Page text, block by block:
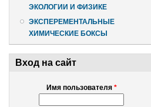
ЭКОЛОГИИ И ФИЗИКЕ
ЭКСПЕРЕМЕНТАЛЬНЫЕ
ХИМИЧЕСКИЕ БОКСЫ
Вход на сайт
Имя пользователя *